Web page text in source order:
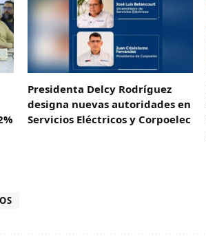
Presidenta Delcy Rodríguez
designa nuevas autoridades en
Servicios Eléctricos y Corpoelec